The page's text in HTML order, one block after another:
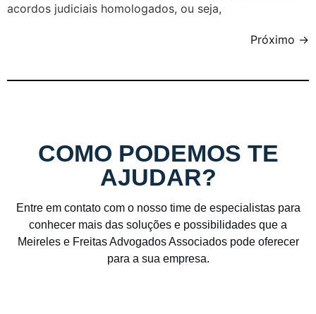
acordos judiciais homologados, ou seja,
Próximo →
COMO PODEMOS TE
AJUDAR?
Entre em contato com o nosso time de especialistas para
conhecer mais das soluções e possibilidades que a
Meireles e Freitas Advogados Associados pode oferecer
para a sua empresa.